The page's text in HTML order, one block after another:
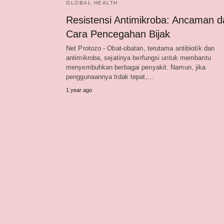
GLOBAL HEALTH
Resistensi Antimikroba: Ancaman
Cara Pencegahan Bijak
Net Protozo - Obat-obatan, terutama antibiotik dan
antimikroba, sejatinya berfungsi untuk membantu
menyembuhkan berbagai penyakit. Namun, jika
penggunaannya tidak tepat,…
1 year ago